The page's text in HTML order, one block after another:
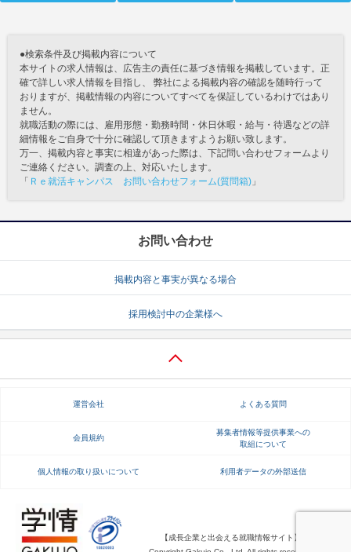
●検索条件及び掲載内容について
本サイトの求人情報は、広告主の責任に基づき情報を掲載しています。正
確で詳しい求人情報を目指し、 弊社による掲載内容の確認を随時行って
おりますが、掲載情報の内容についてすべてを保証しているわけではあり
ません。
就職活動の際には、雇用形態・勤務時間・休日休暇・給与・待遇などの詳
細情報をご自身で十分に確認して頂きますようお願い致します。
万一、掲載内容と事実に相違があった際は、下記問い合わせフォームより
ご連絡ください。調査の上、対応いたします。
「 Ｒｅ就活キャンパス お問い合わせフォーム(質問箱) 」
お問い合わせ
掲載内容と事実が異なる場合
採用検討中の企業様へ
運営会社 よくある質問
会員規約
募集者情報等提供事業への
取組について
個人情報の取り扱いについて 利用者データの外部送信
【成長企業と出会える就職情報サイト】